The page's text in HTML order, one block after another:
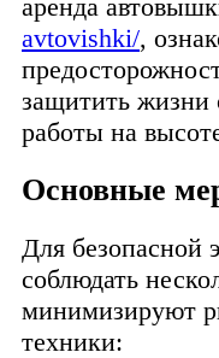
аренда
avtovishki/,
защитить жизни
работы на
Основные
Для безопасной
соблюдать
минимизируют
техники: